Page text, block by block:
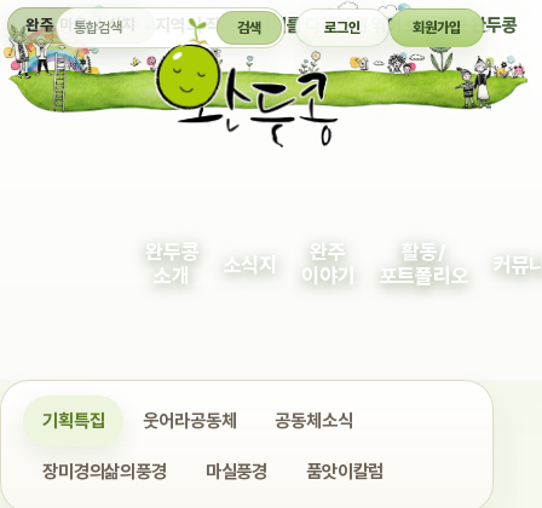
완주 마을 소식지 지역의 작은 이야기를 다정하게 엮어 보여주는 완두콩
통합검색 검색 로그인 회원가입
완두콩
소개
소식지
완주
이야기
활동/
포트폴리오
커뮤
기획특집 웃어라공동체 공동체소식
장미경의삶의풍경 마실풍경 품앗이칼럼